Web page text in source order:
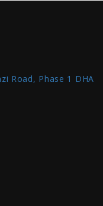
Road, Phase 1 DHA